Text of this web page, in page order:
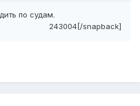
по судам.
243004[/snapback]